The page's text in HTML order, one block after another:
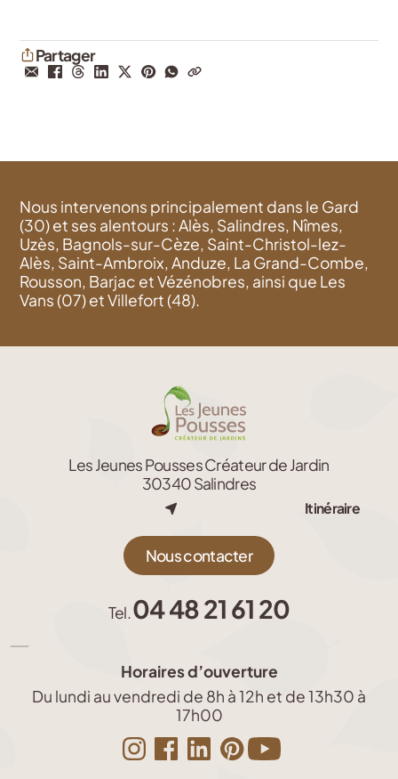
Partager
Nous intervenons principalement dans le Gard
(30) et ses alentours : Alès, Salindres, Nîmes,
Uzès, Bagnols-sur-Cèze, Saint-Christol-lez-
Alès, Saint-Ambroix, Anduze, La Grand-Combe,
Rousson, Barjac et Vézénobres, ainsi que Les
Vans (07) et Villefort (48).
Les Jeunes Pousses Créateur de Jardin
30340 Salindres
Itinéraire
Nous contacter
Tel.04 48 21 61 20
Horaires d’ouverture
Du lundi au vendredi de 8h à 12h et de 13h30 à
17h00